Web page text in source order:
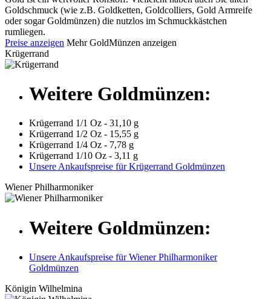
Goldschmuck (wie z.B. Goldketten, Goldcolliers, Gold Armreife
oder sogar Goldmünzen) die nutzlos im Schmuckkästchen
rumliegen.
Preise anzeigen Mehr GoldMünzen anzeigen
Krügerrand
Weitere Goldmünzen:
Krügerrand 1/1 Oz - 31,10 g
Krügerrand 1/2 Oz - 15,55 g
Krügerrand 1/4 Oz - 7,78 g
Krügerrand 1/10 Oz - 3,11 g
Unsere Ankaufspreise für Krügerrand Goldmünzen
Wiener Philharmoniker
Weitere Goldmünzen:
Unsere Ankaufspreise für Wiener Philharmoniker
Goldmünzen
Königin Wilhelmina